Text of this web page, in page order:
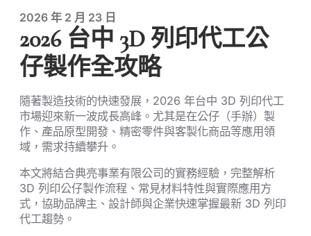
2026 年 2 月 23 日
2026 台中 3D 列印代工公
仔製作全攻略
隨著製造技術的快速發展，2026 年台中 3D 列印代工
市場迎來新一波成長高峰。尤其是在公仔（手辦）製
作、產品原型開發、精密零件與客製化商品等應用領
域，需求持續攀升。
本文將結合典亮事業有限公司的實務經驗，完整解析
3D 列印公仔製作流程、常見材料特性與實際應用方
式，協助品牌主、設計師與企業快速掌握最新 3D 列印
代工趨勢。